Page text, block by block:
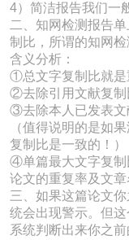
4）简洁报告我们一
二、知网检测报告
制比，所谓的知网
含义分析：
①总文字复制比就是
②去除引用文献复制
③去除本人已发表文
（值得说明的是如
复制比是一致的！）
④单篇最大文字复制
论文的重复率及文章
三、如果这篇论文
统会出现警示。但
系统判断出来你之